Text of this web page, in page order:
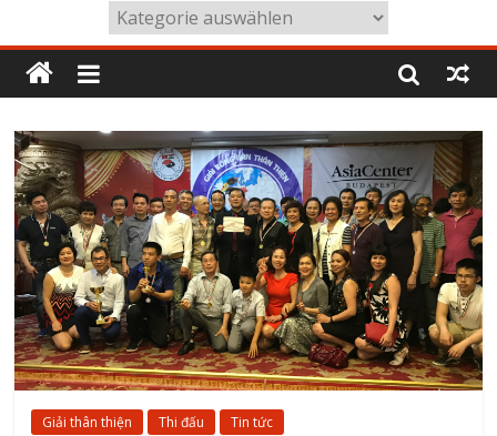
Giải thân thiện Thi đấu Tin tức